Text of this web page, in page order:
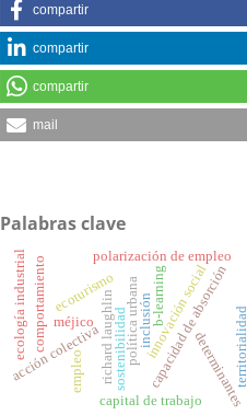
compartir
compartir
compartir
mail
Palabras clave
richard laughlin innovación social
política urbana
acción colectiva
empleo
polarización de empleo
ecología industrial capacidad de absorción
comportamiento sostenibilidad determinantes
méjico
ecoturismo
territorialidad
inclusión
capital de trabajo
b-learning